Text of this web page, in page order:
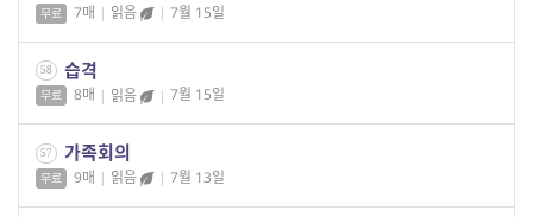
무료 7매 | 읽음 | 7월 15일
58 습격
무료 8매 | 읽음 | 7월 15일
57 가족회의
무료 9매 | 읽음 | 7월 13일